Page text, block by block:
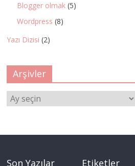
Blogger olmak (5)
Wordpress (8)
Yazı Dizisi (2)
Arşivler
Arşivler
Son Yazılar Etiketler